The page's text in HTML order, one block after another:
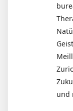
Geist
und